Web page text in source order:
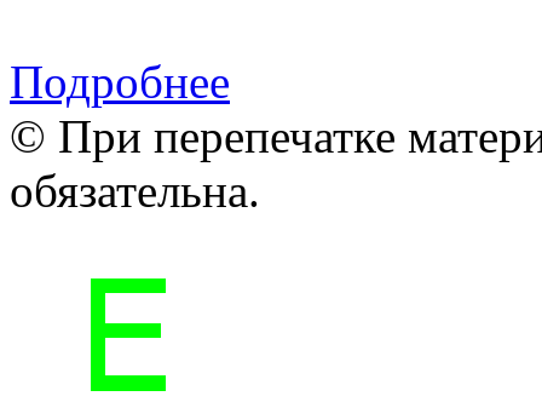
Подробнее
© При перепечатке
обязательна.